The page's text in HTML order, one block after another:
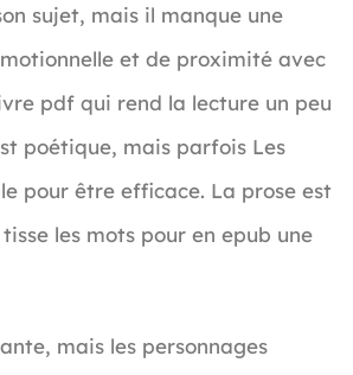
sujet, mais il manque une
et de proximité avec
pdf qui rend la lecture un peu
poétique, mais parfois Les
pour être efficace. La prose est
les mots pour en epub une
mais les personnages